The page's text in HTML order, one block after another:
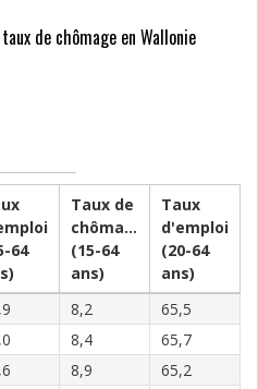
de chômage en Wallonie
64
Taux de
chômage
(15-64
ans)
Taux
d'emploi
(20-64
ans)
8,2
65,5
8,4
65,7
8,9
65,2